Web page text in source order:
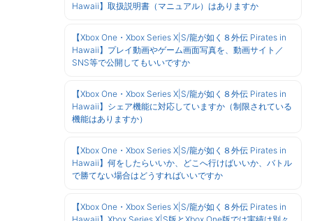
Hawaii】取扱説明書（マニュアル）はありますか
【Xbox One・Xbox Series X|S/龍が如く８外伝 Pirates in
Hawaii】プレイ動画やゲーム画面写真を、動画サイト／
SNS等で公開してもいいですか
【Xbox One・Xbox Series X|S/龍が如く８外伝 Pirates in
Hawaii】シェア機能に対応していますか（制限されている
機能はありますか）
【Xbox One・Xbox Series X|S/龍が如く８外伝 Pirates in
Hawaii】何をしたらいいか、どこへ行けばいいか、バトル
で勝てない場合はどうすればいいですか
【Xbox One・Xbox Series X|S/龍が如く８外伝 Pirates in